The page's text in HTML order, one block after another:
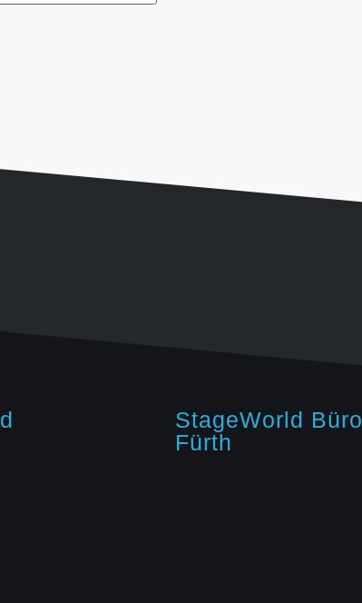
StageWorld Büro
Fürth